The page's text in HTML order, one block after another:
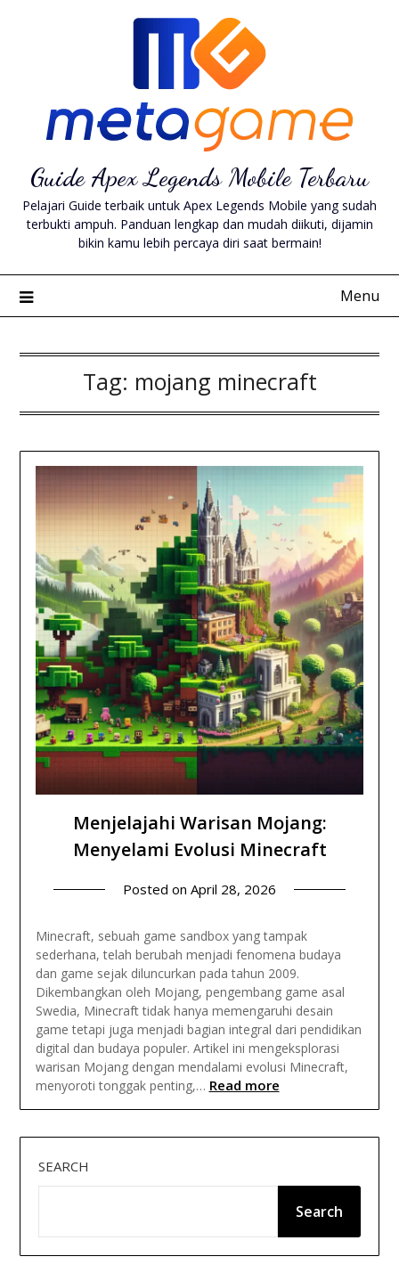
Guide Apex Legends Mobile Terbaru
Pelajari Guide terbaik untuk Apex Legends Mobile yang sudah
terbukti ampuh. Panduan lengkap dan mudah diikuti, dijamin
bikin kamu lebih percaya diri saat bermain!
Menu
Tag: mojang minecraft
Menjelajahi Warisan Mojang:
Menyelami Evolusi Minecraft
Posted on April 28, 2026
Minecraft, sebuah game sandbox yang tampak
sederhana, telah berubah menjadi fenomena budaya
dan game sejak diluncurkan pada tahun 2009.
Dikembangkan oleh Mojang, pengembang game asal
Swedia, Minecraft tidak hanya memengaruhi desain
game tetapi juga menjadi bagian integral dari pendidikan
digital dan budaya populer. Artikel ini mengeksplorasi
warisan Mojang dengan mendalami evolusi Minecraft,
menyoroti tonggak penting,… Read more
SEARCH
Search